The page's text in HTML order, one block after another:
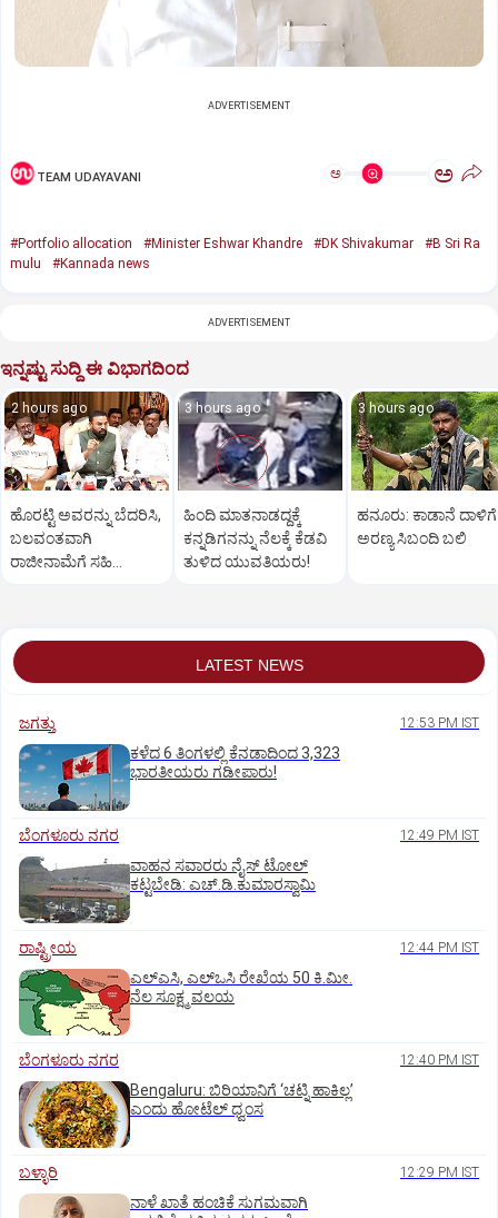
ADVERTISEMENT
TEAM UDAYAVANI ಅ ಅ
#Portfolio allocation #Minister Eshwar Khandre #DK Shivakumar
#B Sri Ra
mulu
#Kannada news
ADVERTISEMENT
ಇನ್ನಷ್ಟು ಸುದ್ದಿ ಈ ವಿಭಾಗದಿಂದ
2 hours ago
ಹೊರಟ್ಟಿ ಅವರನ್ನು ಬೆದರಿಸಿ,
ಬಲವಂತವಾಗಿ
ರಾಜೀನಾಮೆಗೆ ಸಹಿ
3 hours ago
ಹಿಂದಿ ಮಾತನಾಡದ್ದಕ್ಕೆ
ಕನ್ನಡಿಗನನ್ನು ನೆಲಕ್ಕೆ ಕೆಡವಿ
ತುಳಿದ ಯುವತಿಯರು!
3 hours ago
ಹನೂರು: ಕಾಡಾನೆ ದಾಳಿಗೆ
ಅರಣ್ಯ ಸಿಬಂದಿ ಬಲಿ
LATEST NEWS
ಜಗತ್ತು 12:53 PM IST
ಕಳೆದ 6 ತಿಂಗಳಲ್ಲಿ ಕೆನಡಾದಿಂದ 3,323
ಭಾರತೀಯರು ಗಡೀಪಾರು!
ಬೆಂಗಳೂರು ನಗರ 12:49 PM IST
ವಾಹನ ಸವಾರರು ನೈಸ್‌ ಟೋಲ್‌
ಕಟ್ಟಬೇಡಿ: ಎಚ್‌.ಡಿ.ಕುಮಾರಸ್ವಾಮಿ
ರಾಷ್ಟ್ರೀಯ 12:44 PM IST
ಎಲ್‌ಎಸಿ, ಎಲ್‌ಒಸಿ ರೇಖೆಯ 50 ಕಿ.ಮೀ.
ನೆಲ ಸೂಕ್ಷ್ಮ ವಲಯ
ಬೆಂಗಳೂರು ನಗರ 12:40 PM IST
Bengaluru: ಬಿರಿಯಾನಿಗೆ ‘ಚಟ್ನಿ ಹಾಕಿಲ್ಲ’
ಎಂದು ಹೋಟೆಲ್‌ ಧ್ವಂಸ
ಬಳ್ಳಾರಿ 12:29 PM IST
ನಾಳೆ ಖಾತೆ ಹಂಚಿಕೆ ಸುಗಮವಾಗಿ